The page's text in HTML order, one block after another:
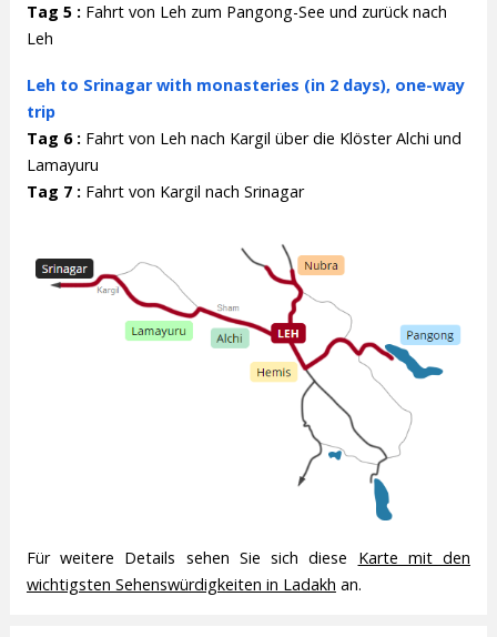
Tag 5 :Fahrt von Leh zum Pangong-See und zurück nach
Leh
Leh to Srinagar with monasteries (in 2 days), one-way
trip
Tag 6 :Fahrt von Leh nach Kargil über die Klöster Alchi und
Lamayuru
Tag 7 :Fahrt von Kargil nach Srinagar
Für weitere Details sehen Sie sich diese Karte mit den
wichtigsten Sehenswürdigkeiten in Ladakh an.